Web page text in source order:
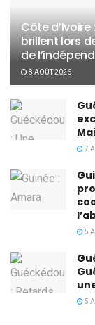
Côte
brillent lors
de
8 AOÛT 2026
7
5
5